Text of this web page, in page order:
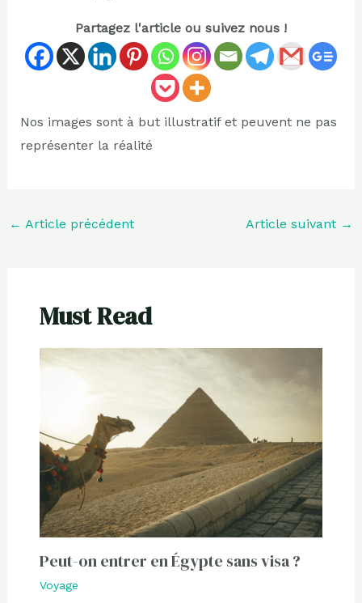
Partagez l'article ou suivez nous !
Nos images sont à but illustratif et peuvent ne pas
représenter la réalité
← Article précédent Article suivant →
Must Read
Peut-on entrer en Égypte sans visa ?
Voyage